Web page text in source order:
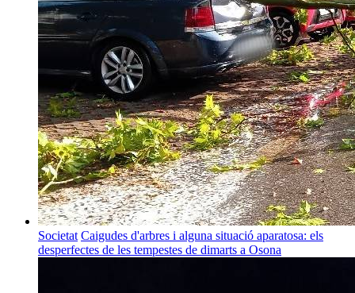
Societat Caigudes d'arbres i alguna situació aparatosa: els
desperfectes de les tempestes de dimarts a Osona